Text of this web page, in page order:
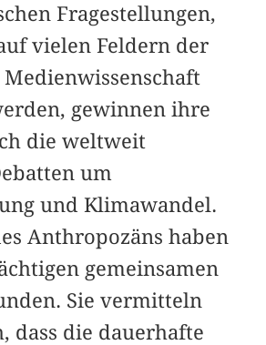
Fragestellungen,
vielen Feldern der
gewinnen ihre
die weltweit
um
und Klimawandel.
Anthropozäns haben
gemeinsamen
Sie vermitteln
dass die dauerhafte